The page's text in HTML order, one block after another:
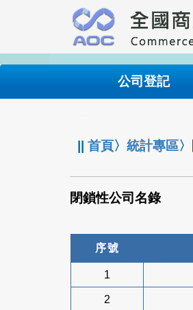
要
內
公司登記
||首頁〉統計專區〉
閉鎖性公司名錄
序號
1
2